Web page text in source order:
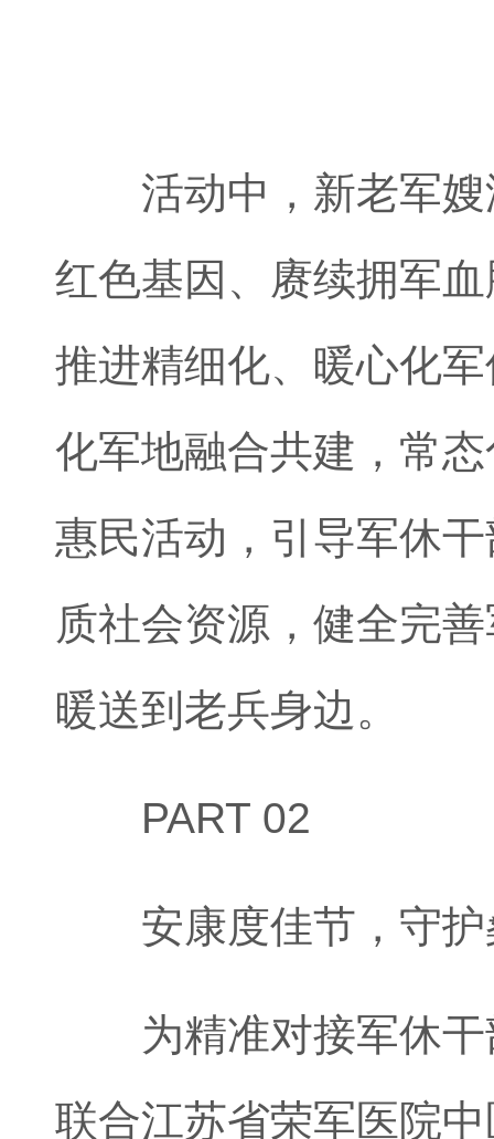
活动中，新老军嫂
红色基因、赓续拥军
推进精细化、暖心化
化军地融合共建，常
惠民活动，引导军休
质社会资源，健全完
暖送到老兵身边。
PART 02
安康度佳节，守护
为精准对接军休干
联合江苏省荣军医院